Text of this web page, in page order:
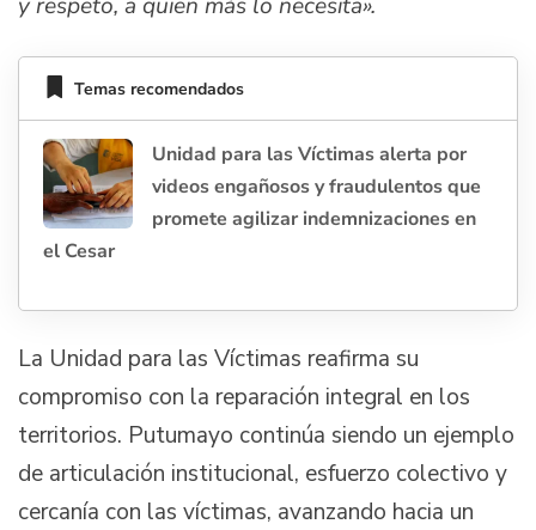
y respeto, a quien más lo necesita».
Temas recomendados
Unidad para las Víctimas alerta por
videos engañosos y fraudulentos que
promete agilizar indemnizaciones en
el Cesar
La Unidad para las Víctimas reafirma su
compromiso con la reparación integral en los
territorios. Putumayo continúa siendo un ejemplo
de articulación institucional, esfuerzo colectivo y
cercanía con las víctimas, avanzando hacia un